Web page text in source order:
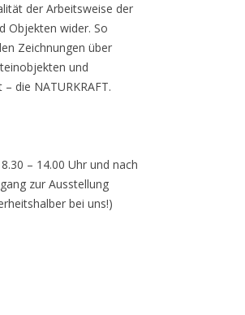
der Arbeitsweise der
Objekten wider. So
Zeichnungen über
und
die NATURKRAFT.
– 14.00 Uhr und nach
zur Ausstellung
bei uns!)